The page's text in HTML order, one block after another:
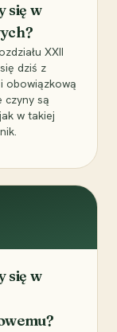
się w
XXII
dziś z
obowiązkową
czyny są
w takiej
się w